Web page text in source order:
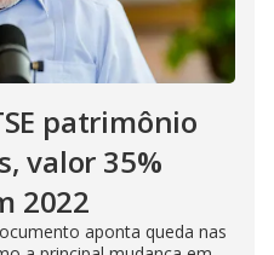
patrimônio
valor 35%
2022
aponta queda nas